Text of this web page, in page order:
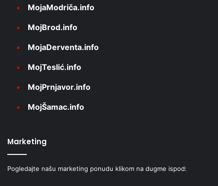
MojaModriča.info
MojBrod.info
MojaDerventa.info
MojTeslić.info
MojPrnjavor.info
MojŠamac.info
Marketing
Pogledajte našu marketing ponudu klikom na dugme ispod: